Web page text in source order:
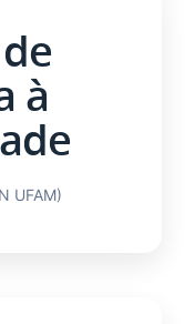
à
UFAM)